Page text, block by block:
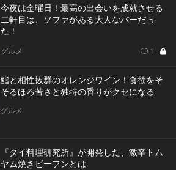
今夜は金曜日！最高の出会いを成就させる
二軒目は、ソファがある大人なバーだっ
た！
グルメ 1
鮨と相性抜群のオレンジワイン！食欲をそ
そるほろ苦さと独特の香りがクセになる
グルメ
『タイ料理研究所』が開発した、激辛トム
ヤム焼きビーフンとは